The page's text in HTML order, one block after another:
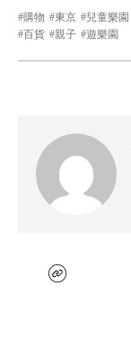
購物 東京 兒童樂園
百貨
親子 遊樂園